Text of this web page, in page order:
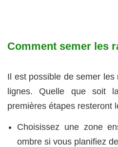
Comment semer les
Il est possible de semer
lignes. Quelle que soit
premières étapes resteront
Choisissez une zone
ombre si vous planifiez